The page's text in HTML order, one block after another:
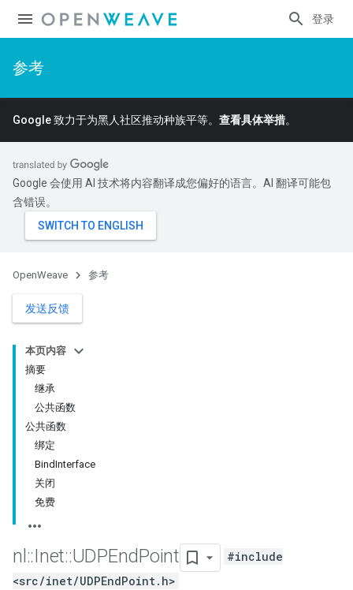
登录
参考
Google 致力于为黑人社区推动种族平等。 查看具体举措。
Google 会使用 AI 技术将内容翻译成您偏好的语言。AI 翻译可能包
含错误。
OpenWeave 参考
发送反馈
本页内容
摘要
继承
公共函数
公共函数
绑定
BindInterface
关闭
免费
nl ::Inet::UDPEndPoint
#include
<src/inet/UDPEndPoint.h>